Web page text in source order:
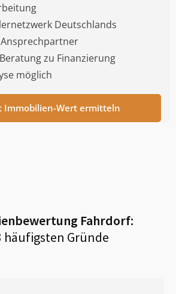
Deutschlands
zu Finanzierung
möglich
Immobilien-Wert ermitteln
Fahrdorf:
häufigsten Gründe